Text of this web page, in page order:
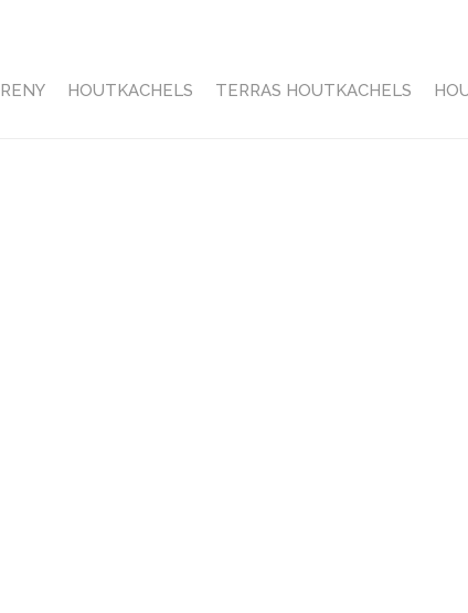
RENY HOUTKACHELS TERRAS HOUTKACHELS